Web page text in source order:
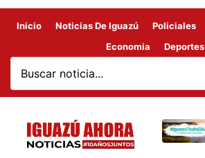
Inicio Noticias De Iguazú Policiales
Economia
Deportes